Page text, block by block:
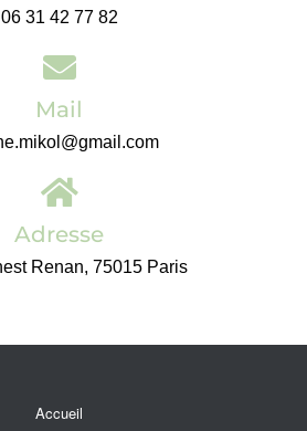
06 31 42 77 82
Mail
Adresse
Renan, 75015 Paris
Accueil